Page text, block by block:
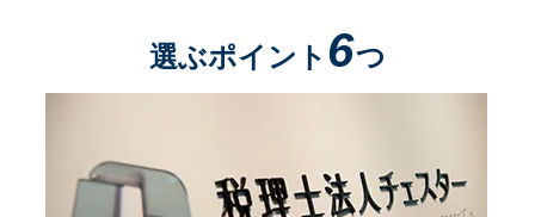
選ぶポイント 6つ